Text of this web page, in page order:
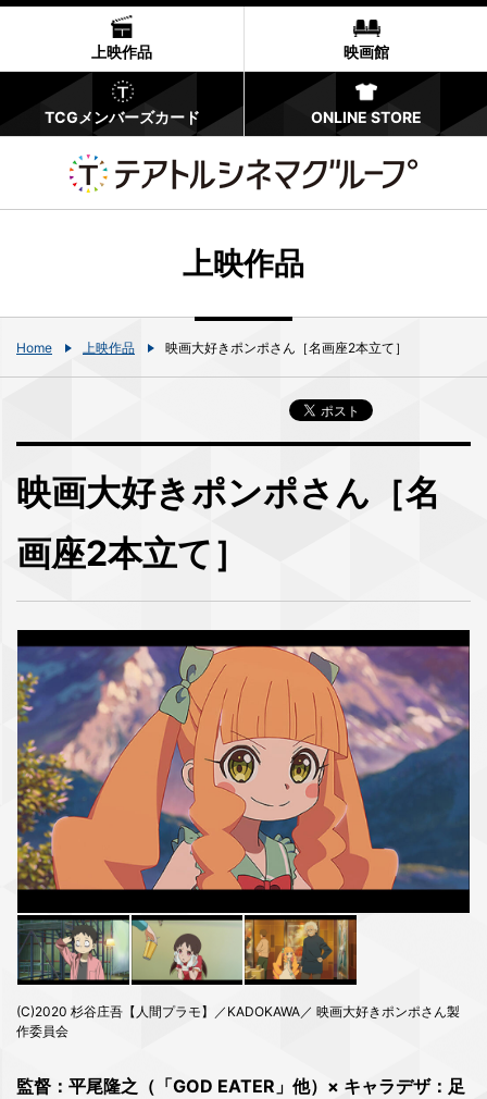
上映作品 映画館
TCGメンバーズカード ONLINE STORE
上映作品
Home 上映作品 映画大好きポンポさん［名画座2本立て］
映画大好きポンポさん［名
画座2本立て］
(C)2020 杉谷庄吾【人間プラモ】／KADOKAWA／ 映画大好きポンポさん製
作委員会
監督：平尾隆之（「GOD EATER」他）× キャラデザ：足